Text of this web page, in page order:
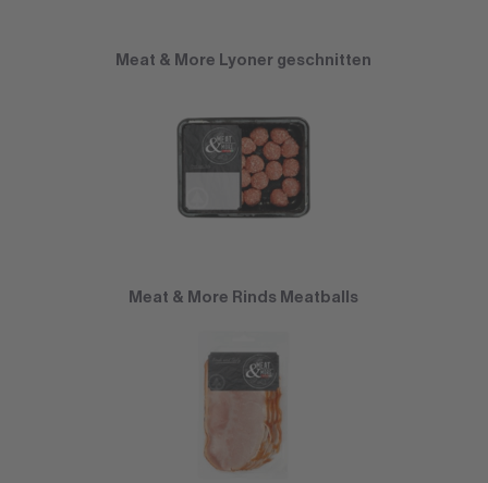
Meat & More Lyoner geschnitten
Meat & More Rinds Meatballs